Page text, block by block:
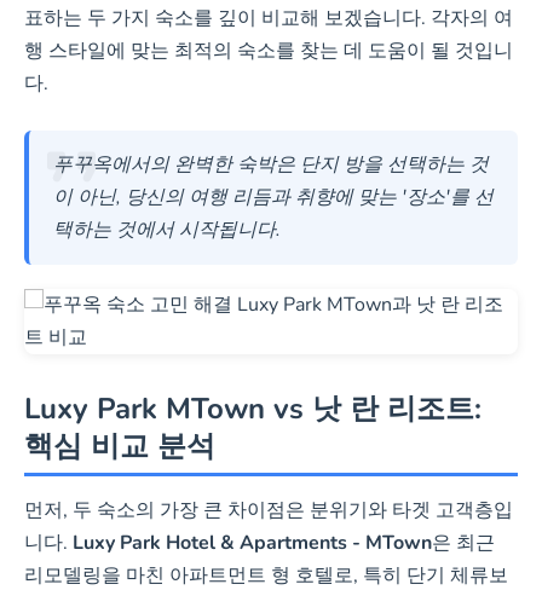
해변 인접, 아름다운 일몰
& 레스토랑 보유
조식 포함 옵션 제공
(06:30-10:00)
표하는 두 가지 숙소를 깊이 비교해 보겠습니다. 각자의 여
행 스타일에 맞는 최적의 숙소를 찾는 데 도움이 될 것입니
다.
푸꾸옥에서의 완벽한 숙박은 단지 방을 선택하는 것
이 아닌, 당신의 여행 리듬과 취향에 맞는 '장소'를 선
택하는 것에서 시작됩니다.
Luxy Park MTown vs 낫 란 리조트:
핵심 비교 분석
먼저, 두 숙소의 가장 큰 차이점은 분위기와 타겟 고객층입
니다. Luxy Park Hotel & Apartments - MTown은 최근
리모델링을 마친 아파트먼트 형 호텔로, 특히 단기 체류보